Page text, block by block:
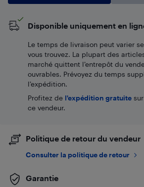
Disponible uniquement en
Le temps de livraison peut varier
vous trouvez. La plupart des
marché quittent l’entrepôt du
ouvrables. Prévoyez du temps
l’expédition.
Profitez de l'expédition gratuite
ce vendeur.
Politique de retour du vendeur
Consulter la politique de retour
Garantie